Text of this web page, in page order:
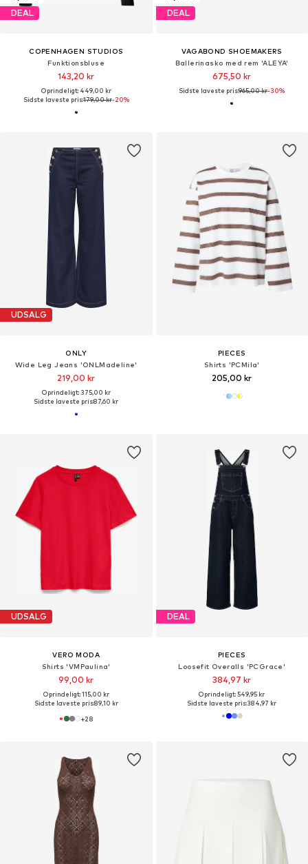
DEAL
COPENHAGEN STUDIOS
Funktionsbluse
143,20 kr
Oprindeligt: 449,00 kr
Sidste laveste pris:179,00 kr-20%
DEAL
VAGABOND SHOEMAKERS
Ballerinasko med rem 'ALEYA'
675,50 kr
Sidste laveste pris:965,00 kr-30%
UDSALG
ONLY
Wide Leg Jeans 'ONLMadeline'
219,00 kr
Oprindeligt: 375,00 kr
Sidste laveste pris:87,60 kr
PIECES
Shirts 'PCMila'
205,00 kr
UDSALG
VERO MODA
Shirts 'VMPaulina'
99,00 kr
Oprindeligt: 115,00 kr
Sidste laveste pris:89,10 kr
+28
DEAL
PIECES
Loosefit Overalls 'PCGrace'
384,97 kr
Oprindeligt: 549,95 kr
Sidste laveste pris:384,97 kr